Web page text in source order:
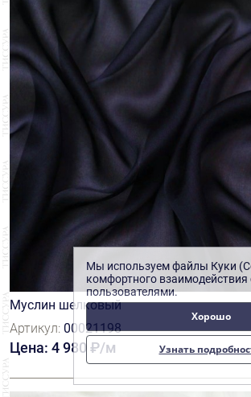
Муслин шелковый
Артикул: 00021198
Цена: 4 980 ₽/м
Мы используем файлы Куки
комфортного
пользователями.
Хорошо
Узнать